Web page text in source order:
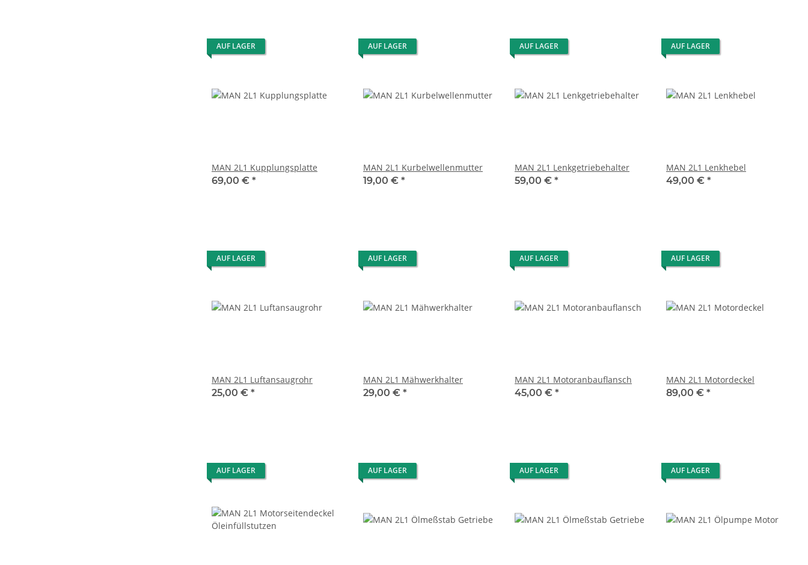
AUF LAGER
MAN 2L1 Kupplungsplatte
69,00 € *
AUF LAGER
MAN 2L1 Kurbelwellenmutter
19,00 € *
AUF LAGER
MAN 2L1 Lenkgetriebehalter
59,00 € *
AUF LAGER
MAN 2L1 Lenkhebel
49,00 € *
AUF LAGER
MAN 2L1 Luftansaugrohr
25,00 € *
AUF LAGER
MAN 2L1 Mähwerkhalter
29,00 € *
AUF LAGER
MAN 2L1 Motoranbauflansch
45,00 € *
AUF LAGER
MAN 2L1 Motordeckel
89,00 € *
AUF LAGER AUF LAGER AUF LAGER AUF LAGER